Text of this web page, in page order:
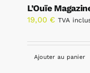
L’Ouïe
19,00 € TVA
Ajouter au panier